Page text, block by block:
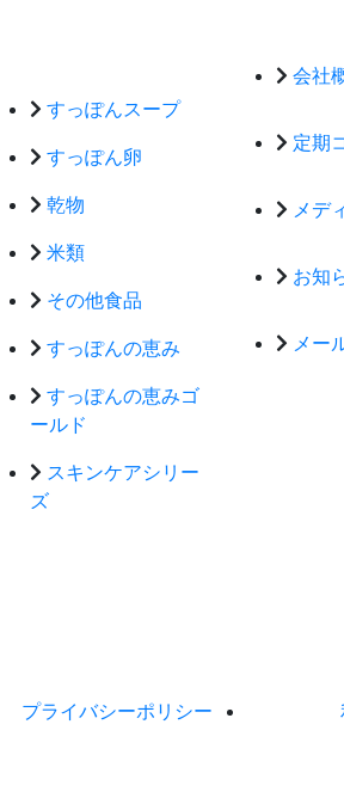
すっぽんスープ
すっぽん卵
乾物
米類
その他食品
すっぽんの恵み
すっぽんの恵みゴ
ールド
スキンケアシリー
ズ
会社
定期
メデ
お知
メー
プライバシーポリシー